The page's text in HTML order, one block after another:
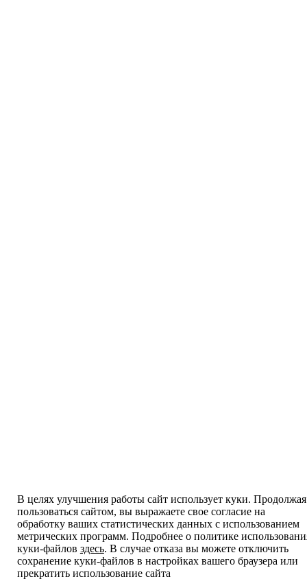
В целях улучшения работы сайт использует куки. Продолжая
пользоваться сайтом, вы выражаете свое согласие на
обработку ваших статистических данных с использованием
метрических программ. Подробнее о политике
куки-файлов здесь. В случае отказа вы можете отключить
сохранение куки-файлов в настройках вашего браузера или
прекратить использование сайта